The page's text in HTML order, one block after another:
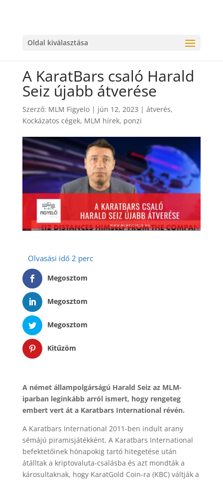
Oldal kiválasztása
A KaratBars csaló Harald
Seiz újabb átverése
Szerző: MLM Figyelo| jún 12, 2023 | átverés,
Kockázatos cégek, MLM hírek, ponzi
Megosztom
Megosztom
Megosztom
Kitűzöm
A német állampolgárságú Harald Seiz az MLM-
iparban leginkább arról ismert, hogy rengeteg
embert vert át a Karatbars International révén.
A Karatbars International 2011-ben indult arany
sémájú piramisjátékként. A Karatbars International
befektetőinek hónapokig tartó hitegetése után
átálltak a kriptovaluta-csalásba és azt mondták a
károsultaknak, hogy KaratGold Coin-ra (KBC) váltják a